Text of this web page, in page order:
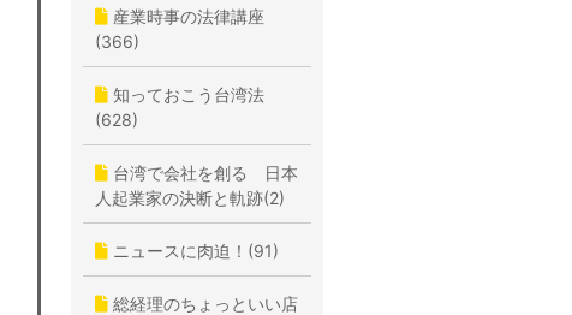
産業時事の法律講座
(366)
知っておこう台湾法
(628)
台湾で会社を創る 日本
人起業家の決断と軌跡(2)
ニュースに肉迫！(91)
総経理のちょっといい店